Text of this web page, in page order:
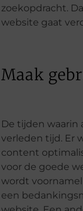
zoekopdracht.
website gaat
Maak
De tijden waarin
verleden tijd. Er
content
voor de goede
wordt
een